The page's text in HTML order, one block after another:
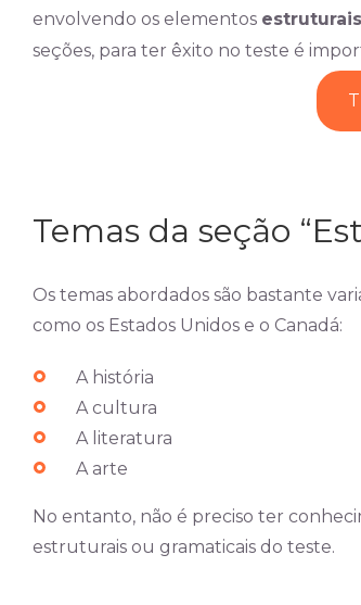
envolvendo os elementos estruturais
seções, para ter êxito no teste é
Temas da seção
Os temas abordados são bastante
como os Estados Unidos e o Canadá:
A história
A cultura
A literatura
A arte
No entanto, não é preciso ter
estruturais ou gramaticais do teste.